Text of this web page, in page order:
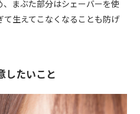
まぶた部分はシェーバーを使
生えてこなくなることも防げ
したいこと